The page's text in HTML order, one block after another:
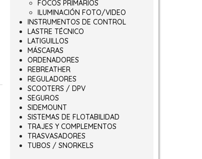
FOCOS PRIMARIOS
ILUMINACIÓN FOTO/VIDEO
INSTRUMENTOS DE CONTROL
LASTRE TÉCNICO
LATIGUILLOS
MÁSCARAS
ORDENADORES
REBREATHER
REGULADORES
SCOOTERS / DPV
SEGUROS
SIDEMOUNT
SISTEMAS DE FLOTABILIDAD
TRAJES Y COMPLEMENTOS
TRASVASADORES
TUBOS / SNORKELS